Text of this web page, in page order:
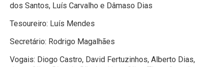
dos Santos, Luís Carvalho e Dâmaso Dias
Tesoureiro: Luís Mendes
Secretário: Rodrigo Magalhães
Vogais: Diogo Castro, David Fertuzinhos, Alberto Dias,